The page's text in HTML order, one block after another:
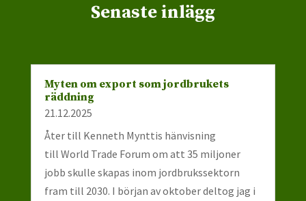
Senaste inlägg
Myten om export som jordbrukets
räddning
21.12.2025
Åter till Kenneth Mynttis hänvisning
till World Trade Forum om att 35 miljoner
jobb skulle skapas inom jordbrukssektorn
fram till 2030. I början av oktober deltog jag i